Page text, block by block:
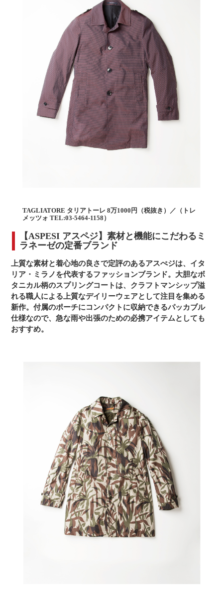
TAGLIATORE タリアトーレ 8万1000円（税抜き）／（トレ
メッツォ TEL:03-5464-1158）
【ASPESI アスペジ】素材と機能にこだわるミ
ラネーゼの定番ブランド
上質な素材と着心地の良さで定評のあるアスぺジは、イタ
リア・ミラノを代表するファッションブランド。大胆なボ
タニカル柄のスプリングコートは、クラフトマンシップ溢
れる職人による上質なデイリーウェアとして注目を集める
新作。付属のポーチにコンパクトに収納できるパッカブル
仕様なので、急な雨や出張のための必携アイテムとしても
おすすめ。